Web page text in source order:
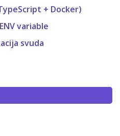
+ Docker)
variable
svuda